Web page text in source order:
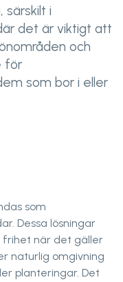
särskilt i
det är viktigt att
och
för
som bor i eller
som
Dessa lösningar
frihet när det gäller
naturlig omgivning
planteringar. Det